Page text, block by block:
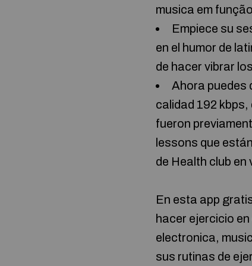
musica em
Empiece su
en el humor de
de hacer vibrar
Ahora puedes
calidad 192
fueron
lessons que
de Health club
En esta app
hacer ejercicio
electronica,
sus rutinas de